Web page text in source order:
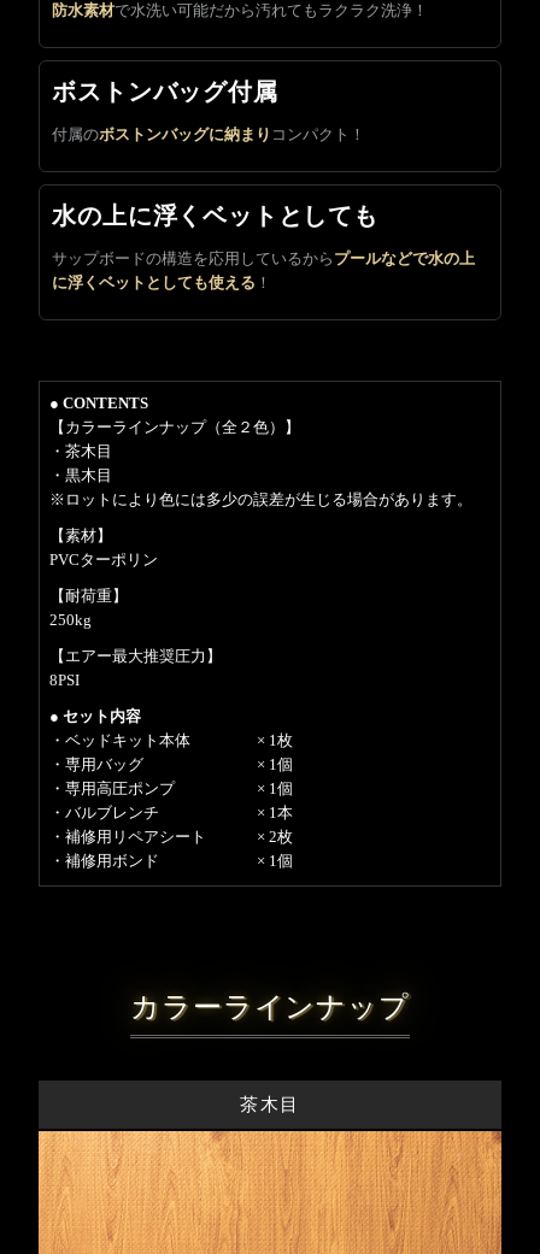
防水素材で水洗い可能だから汚れてもラクラク洗浄！
ボストンバッグ付属
付属のボストンバッグに納まり コンパクト！
水の上に浮くベットとしても
サップボードの構造を応用しているから プールなどで水の上
に浮くベットとしても使える ！
● CONTENTS
【カラーラインナップ（全２色）】
・茶木目
・黒木目
※ロットにより色には多少の誤差が生じる場合があります。
【素材】
PVCターポリン
【耐荷重】
250kg
【エアー最大推奨圧力】
8PSI
● セット内容
・ベッドキット本体 × 1枚
・専用バッグ × 1個
・専用高圧ポンプ × 1個
・バルブレンチ × 1本
・補修用リペアシート × 2枚
・補修用ボンド × 1個
カラーラインナップ
茶木目